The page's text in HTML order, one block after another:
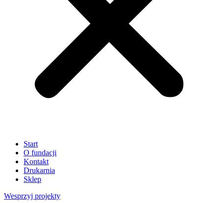
Start
O fundacji
Kontakt
Drukarnia
Sklep
Wesprzyj projekty